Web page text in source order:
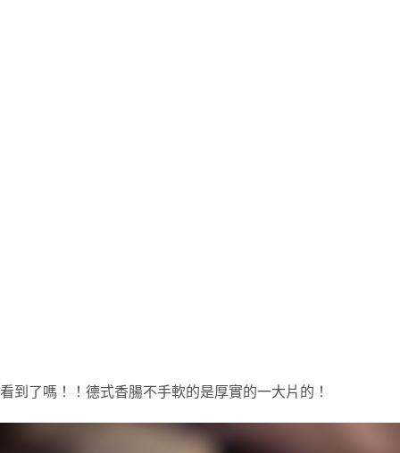
看到了嗎！！德式香腸不手軟的是厚實的一大片的！